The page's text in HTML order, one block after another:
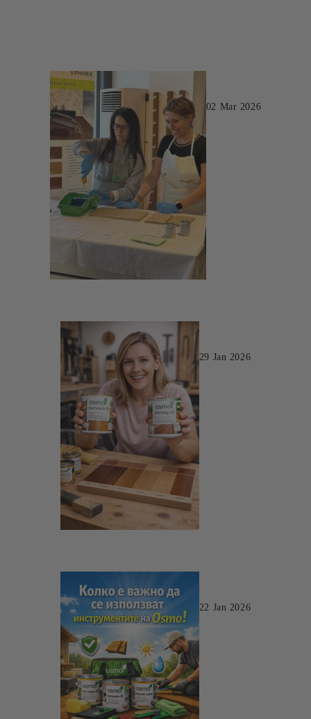
02 Mar 2026
29 Jan 2026
22 Jan 2026